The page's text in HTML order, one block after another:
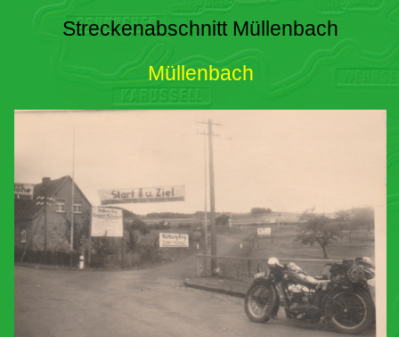
Streckenabschnitt Müllenbach
Müllenbach